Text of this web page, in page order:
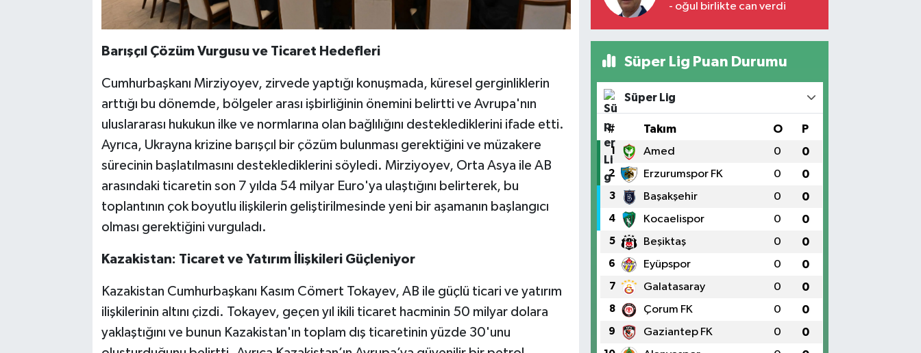
Barışçıl Çözüm Vurgusu ve Ticaret Hedefleri
Cumhurbaşkanı Mirziyoyev, zirvede yaptığı konuşmada, küresel gerginliklerin
arttığı bu dönemde, bölgeler arası işbirliğinin önemini belirtti ve Avrupa'nın
uluslararası hukukun ilke ve normlarına olan bağlılığını desteklediklerini ifade etti.
Ayrıca, Ukrayna krizine barışçıl bir çözüm bulunması gerektiğini ve müzakere
sürecinin başlatılmasını desteklediklerini söyledi. Mirziyoyev, Orta Asya ile AB
arasındaki ticaretin son 7 yılda 54 milyar Euro'ya ulaştığını belirterek, bu
toplantının çok boyutlu ilişkilerin geliştirilmesinde yeni bir aşamanın başlangıcı
olması gerektiğini vurguladı.
Kazakistan: Ticaret ve Yatırım İlişkileri Güçleniyor
Kazakistan Cumhurbaşkanı Kasım Cömert Tokayev, AB ile güçlü ticari ve yatırım
ilişkilerinin altını çizdi. Tokayev, geçen yıl ikili ticaret hacminin 50 milyar dolara
yaklaştığını ve bunun Kazakistan'ın toplam dış ticaretinin yüzde 30'unu
- oğul birlikte can verdi
Süper Lig Puan Durumu
Süper Lig
# Takım O P
1 Amed 0 0
2 Erzurumspor FK 0 0
3 Başakşehir 0 0
4 Kocaelispor 0 0
5 Beşiktaş 0 0
6 Eyüpspor 0 0
7 Galatasaray 0 0
8 Çorum FK 0 0
9 Gaziantep FK 0 0